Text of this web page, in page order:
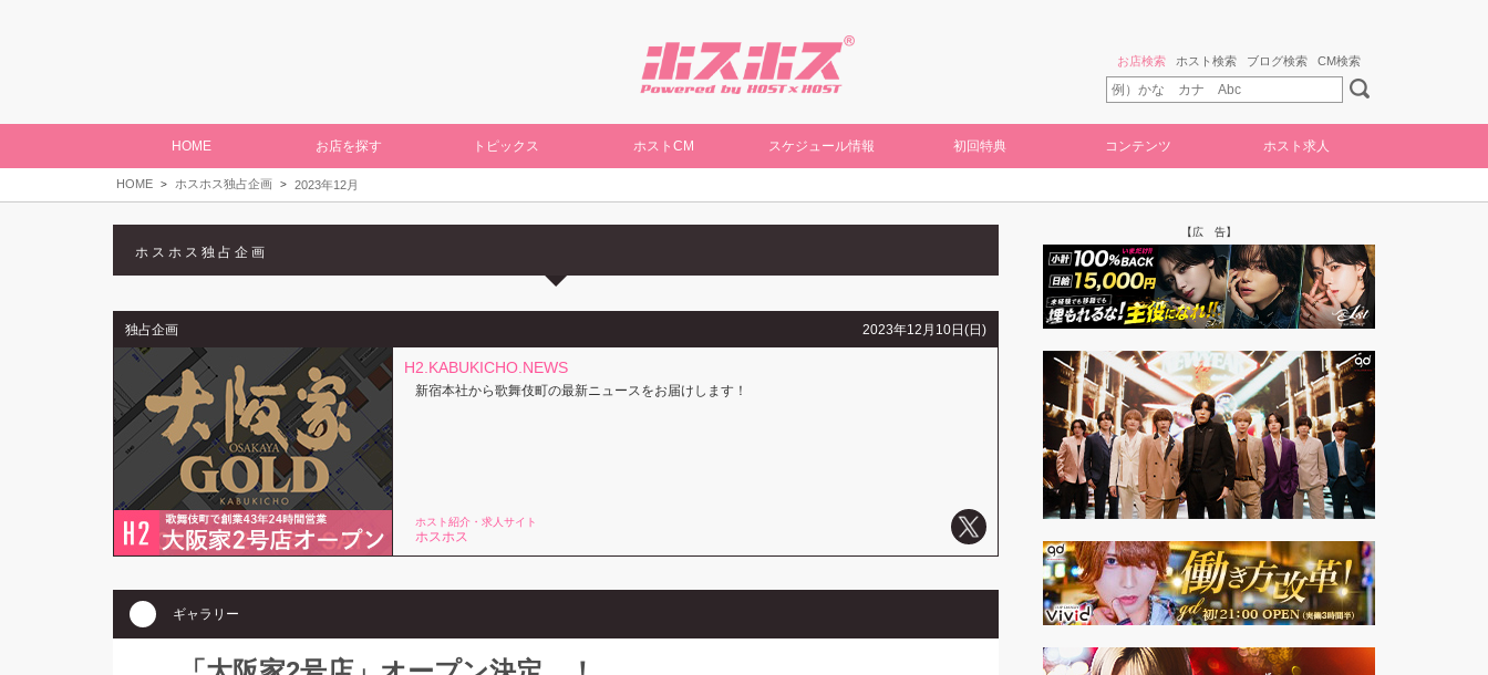
お店検索 ホスト検索 ブログ検索 CM検索
HOME お店を探す トピックス ホストCM スケジュール情報 初回特典 コンテンツ ホスト求人
HOME ホスホス独占企画 2023年12月
ホスホス独占企画
独占企画 2023年12月10日(日)
H2.KABUKICHO.NEWS
新宿本社から歌舞伎町の最新ニュースをお届けします！
ホスト紹介・求人サイト
ホスホス
ギャラリー
【広 告】